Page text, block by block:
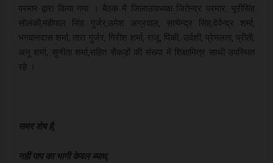
परमार द्वारा किया गया । बैठक में जिलाउपाध्यक्ष जितेन्द्र परमार, भूरीसिंह
सोलंकी,महीपाल सिंह गुर्जर,उमेश अग्रवाल, सत्येन्द्र सिंह,देवेंन्द्र शर्मा,
भगवानदास शर्मा, तारा गुर्जर, गिरीश शर्मा, राजू, पिंकी, उर्वशी, प्रेमलता, प्रीती,
अनु शर्मा, सुनीता शर्मा,सहित सैकड़ों की संख्या में शिक्षामित्र साथी उपस्थित
रहे ।
समर शेष है,
नहीं पाप का भागी केवल ब्याध,